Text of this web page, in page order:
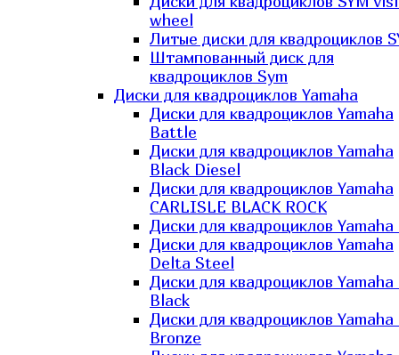
wheel
Литые диски для квадроциклов
Штампованный диск для
квадроциклов Sym
Диски для квадроциклов Yamaha
Диски для квадроциклов Yamaha
Battle
Диски для квадроциклов Yamaha
Black Diesel
Диски для квадроциклов Yamaha
CARLISLE BLACK ROCK
Диски для квадроциклов Yamaha
Диски для квадроциклов Yamaha
Delta Steel
Диски для квадроциклов
Black
Диски для квадроциклов
Bronze